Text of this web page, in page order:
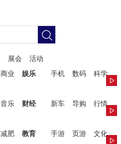
展会
活动
商业 娱乐 手机 数码
科学
音乐 财经 新车 导购
行情
减肥 教育 手游 页游
文化